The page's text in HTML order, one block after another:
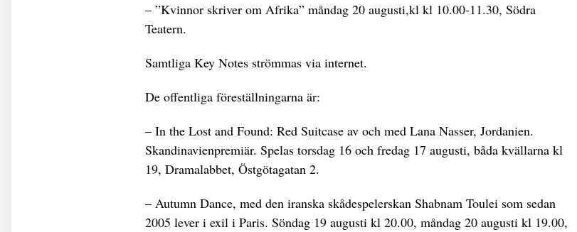
– ”Kvinnor skriver om Afrika” måndag 20 augusti,kl kl 10.00-11.30, Södra
Teatern.
Samtliga Key Notes strömmas via internet.
De offentliga föreställningarna är:
– In the Lost and Found: Red Suitcase av och med Lana Nasser, Jordanien.
Skandinavienpremiär. Spelas torsdag 16 och fredag 17 augusti, båda kvällarna kl
19, Dramalabbet, Östgötagatan 2.
– Autumn Dance, med den iranska skådespelerskan Shabnam Toulei som sedan
2005 lever i exil i Paris. Söndag 19 augusti kl 20.00, måndag 20 augusti kl 19.00,